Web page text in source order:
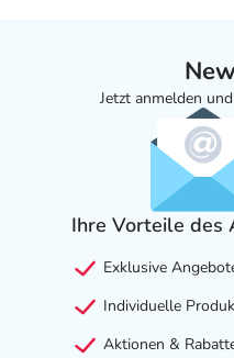
Jetzt anmelden
Ihre Vorteile des
Exklusive
Individuelle
Aktionen &